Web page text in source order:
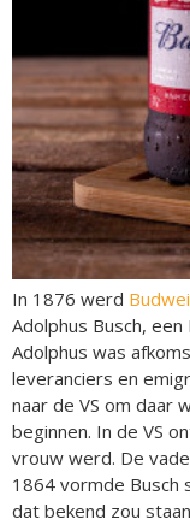
In 1876 werd
Adolphus Busch,
Adolphus was
leveranciers en
naar de VS om daar
beginnen. In de VS
vrouw werd. De
1864 vormde Busch
dat bekend zou